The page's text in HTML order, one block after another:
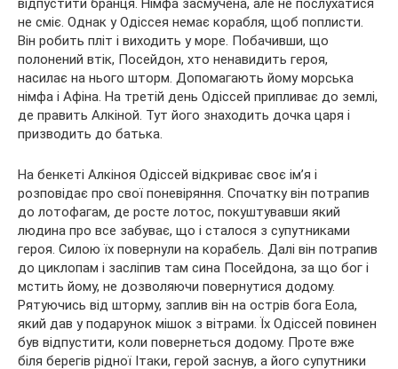
відпустити бранця. Німфа засмучена, але не послухатися
не сміє. Однак у Одіссея немає корабля, щоб поплисти.
Він робить пліт і виходить у море. Побачивши, що
полонений втік, Посейдон, хто ненавидить героя,
насилає на нього шторм. Допомагають йому морська
німфа і Афіна. На третій день Одіссей припливає до землі,
де править Алкіной. Тут його знаходить дочка царя і
призводить до батька.
На бенкеті Алкіноя Одіссей відкриває своє ім’я і
розповідає про свої поневіряння. Спочатку він потрапив
до лотофагам, де росте лотос, покуштувавши який
людина про все забуває, що і сталося з супутниками
героя. Силою їх повернули на корабель. Далі він потрапив
до циклопам і засліпив там сина Посейдона, за що бог і
мстить йому, не дозволяючи повернутися додому.
Рятуючись від шторму, заплив він на острів бога Еола,
який дав у подарунок мішок з вітрами. Їх Одіссей повинен
був відпустити, коли повернеться додому. Проте вже
біля берегів рідної Ітаки, герой заснув, а його супутники